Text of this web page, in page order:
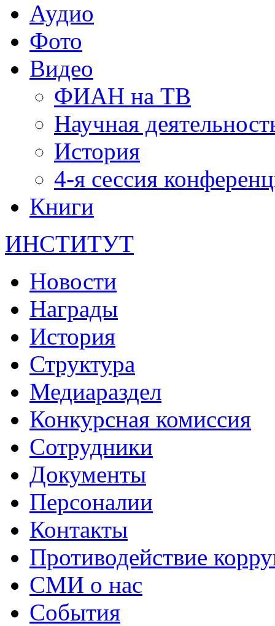
Аудио
Фото
Видео
ФИАН на ТВ
Научная
История
4-я сессия
Книги
ИНСТИТУТ
Новости
Награды
История
Структура
Медиараздел
Конкурсная комиссия
Сотрудники
Документы
Персоналии
Контакты
Противодействие
СМИ о нас
События